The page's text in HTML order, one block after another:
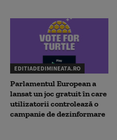
EDITIADEDIMINEATA.RO
Parlamentul European a
lansat un joc gratuit în care
utilizatorii controlează o
campanie de dezinformare